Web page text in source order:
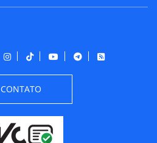
CONTATO